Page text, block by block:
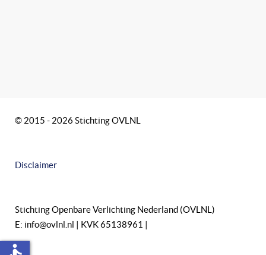
© 2015 - 2026 Stichting OVLNL
Disclaimer
Stichting Openbare Verlichting Nederland (OVLNL)
E: info@ovlnl.nl | KVK 65138961 |